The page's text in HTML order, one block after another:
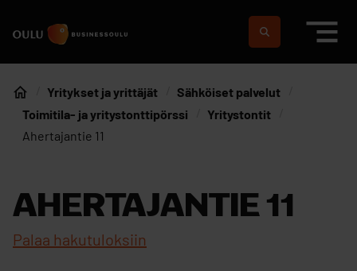
Etusivulle
Suomeksi
In english
Etusivu
Yritykset ja yrittäjät
Sähköiset palvelut
Toimitila- ja yritystonttipörssi
Yritystontit
Ahertajantie 11
AHERTAJANTIE 11
Palaa hakutuloksiin